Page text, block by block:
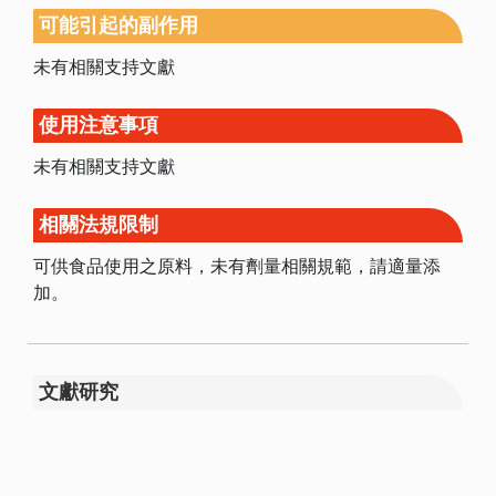
可能引起的副作用
未有相關支持文獻
使用注意事項
未有相關支持文獻
相關法規限制
可供食品使用之原料，未有劑量相關規範，請適量添
加。
文獻研究